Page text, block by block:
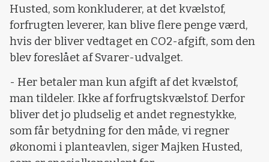
Husted, som konkluderer, at det kvælstof,
forfrugten leverer, kan blive flere penge værd,
hvis der bliver vedtaget en CO2-afgift, som den
blev foreslået af Svarer-udvalget.
- Her betaler man kun afgift af det kvælstof,
man tildeler. Ikke af forfrugtskvælstof. Derfor
bliver det jo pludselig et andet regnestykke,
som får betydning for den måde, vi regner
økonomi i planteavlen, siger Majken Husted,